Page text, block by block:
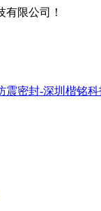
限公司！